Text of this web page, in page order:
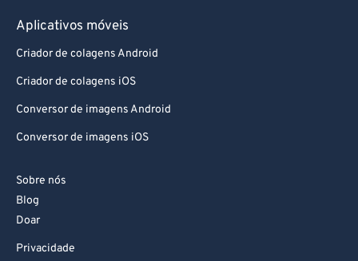
Aplicativos móveis
Criador de colagens Android
Criador de colagens iOS
Conversor de imagens Android
Conversor de imagens iOS
Sobre nós
Blog
Doar
Privacidade